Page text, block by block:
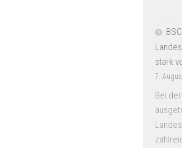
stark
7.
Bei